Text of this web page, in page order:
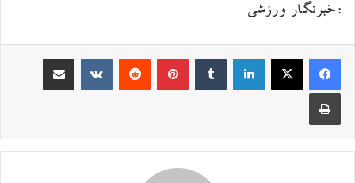
:خبرنگار ورزشی
لینکدین‫تامبلر ‫پین‌ترست‫رددیت ‫VKontakte
اشتراک گذاری از طریق ایمیل
چاپ